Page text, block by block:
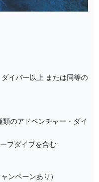
イバー以上 または同等の
のアドベンチャー・ダイ
プダイブを含む
ンペーンあり）